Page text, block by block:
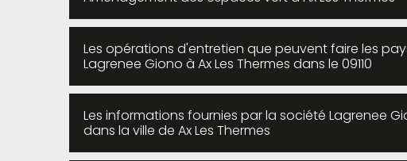
Les opérations d'entretien que peuvent faire les
Lagrenee Giono à Ax Les Thermes dans le 09110
Les informations fournies par la société Lagrenee
dans la ville de Ax Les Thermes